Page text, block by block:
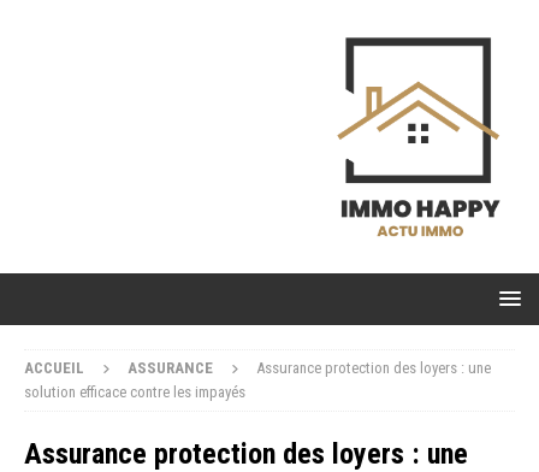
ACCUEIL ASSURANCE
Assurance protection des loyers : une
solution efficace contre les impayés
Assurance protection des loyers : une